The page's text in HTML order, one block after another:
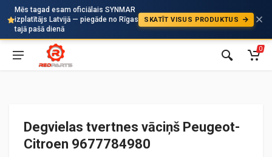
Mēs tagad esam oficiālais SYNMAR
izplatītājs Latvijā — piegāde no Rīgas
tajā pašā dienā
SKATĪT VISUS PRODUKTUS
Auto
0
Degvielas tvertnes vāciņš Peugeot-
Citroen 9677784980